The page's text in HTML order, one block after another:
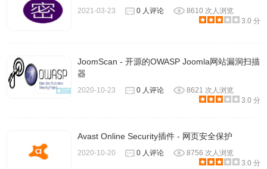
2021-03-23 0 人评论
8610 次人浏览
3.0 分
JoomScan - 开源的OWASP Joomla网站漏洞扫描
器
2020-10-23 0 人评论
8621 次人浏览
3.0 分
Avast Online Security插件 - 网页安全保护
2020-10-20 0 人评论
8756 次人浏览
3.0 分